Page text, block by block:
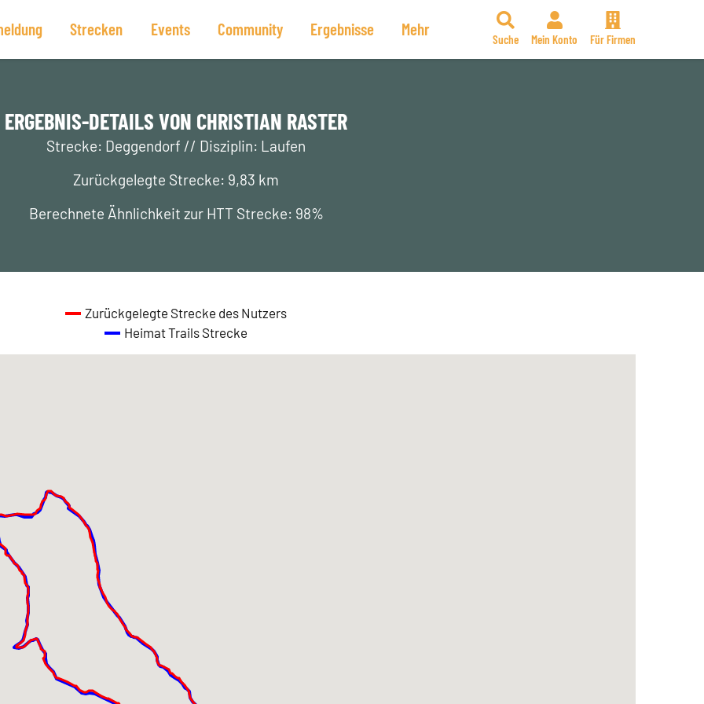
Strecken Events Community Ergebnisse Mehr
Suche Mein Konto Für Firmen
ERGEBNIS-DETAILS VON CHRISTIAN RASTER
Strecke: Deggendorf // Disziplin: Laufen
Zurückgelegte Strecke: 9,83 km
Berechnete Ähnlichkeit zur HTT Strecke: 98%
Zurückgelegte Strecke des Nutzers
Heimat Trails Strecke